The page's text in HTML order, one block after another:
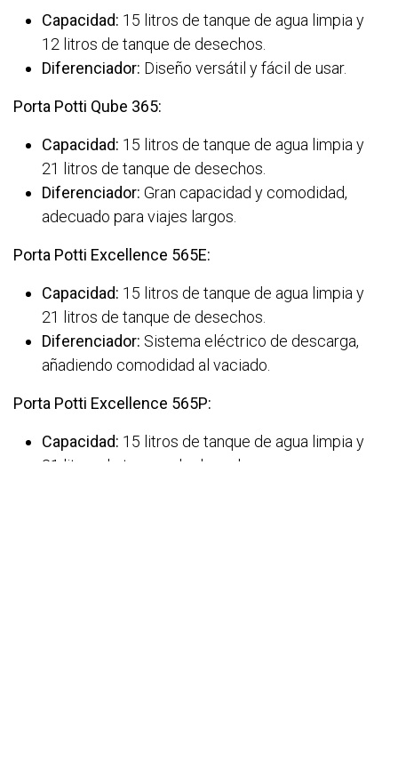
Capacidad: 15 litros de tanque de agua limpia y
12 litros de tanque de desechos.
Diferenciador: Diseño versátil y fácil de usar.
Porta Potti Qube 365:
Capacidad: 15 litros de tanque de agua limpia y
21 litros de tanque de desechos.
Diferenciador: Gran capacidad y comodidad,
adecuado para viajes largos.
Porta Potti Excellence 565E:
Capacidad: 15 litros de tanque de agua limpia y
21 litros de tanque de desechos.
Diferenciador: Sistema eléctrico de descarga,
añadiendo comodidad al vaciado.
Porta Potti Excellence 565P:
Capacidad: 15 litros de tanque de agua limpia y
21 litros de tanque de desechos.